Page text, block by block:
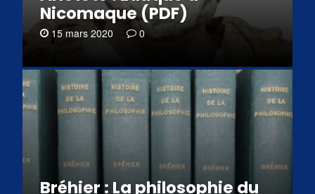
Nicomaque (PDF)
15 mars 2020 0
Bréhier : La philosophie du